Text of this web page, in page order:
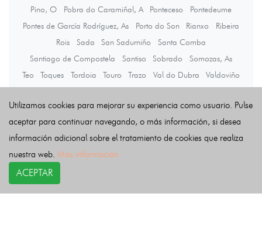
Pino, O
Pobra do Caramiñal, A Ponteceso
Pontedeume
Pontes de García Rodríguez, As
Porto do Son Rianxo
Ribeira
Rois
Sada San Sadurniño
Santa Comba
Santiago de Compostela
Santiso Sobrado
Somozas, As
Teo
Toques Tordoia Touro Trazo Val do Dubra
Valdoviño
Últimas noticias
Utilizamos cookies para mejorar su experiencia como usuario. Pulse
aceptar para continuar navegando, o más información, si desea
información adicional sobre el tratamiento de cookies que realiza
nuestra web. Más información
ACEPTAR